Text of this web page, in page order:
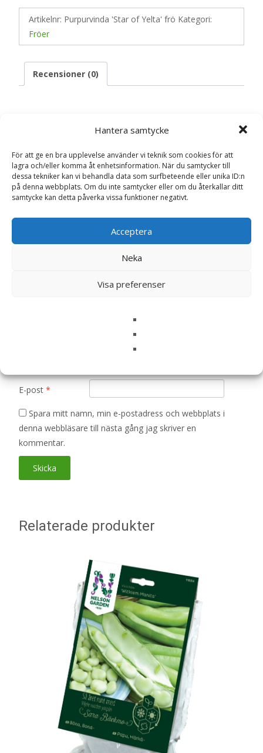
Hantera samtycke
För att ge en bra upplevelse använder vi teknik som cookies för att
lagra och/eller komma åt enhetsinformation. När du samtycker till
dessa tekniker kan vi behandla data som surfbeteende eller unika ID:n
på denna webbplats. Om du inte samtycker eller om du återkallar ditt
samtycke kan detta påverka vissa funktioner negativt.
Acceptera
Neka
Visa preferenser
Artikelnr: Purpurvinda 'Star of Yelta' frö Kategori:
Fröer
Recensioner (0)
Det finns inga recensioner än.
Bli först med att recensera ”Purpurvinda
‘Star of Yelta’ frö – Fröer”
Ditt betyg*
E-post *
Spara mitt namn, min e-postadress och webbplats i
denna webbläsare till nästa gång jag skriver en
kommentar.
Relaterade produkter